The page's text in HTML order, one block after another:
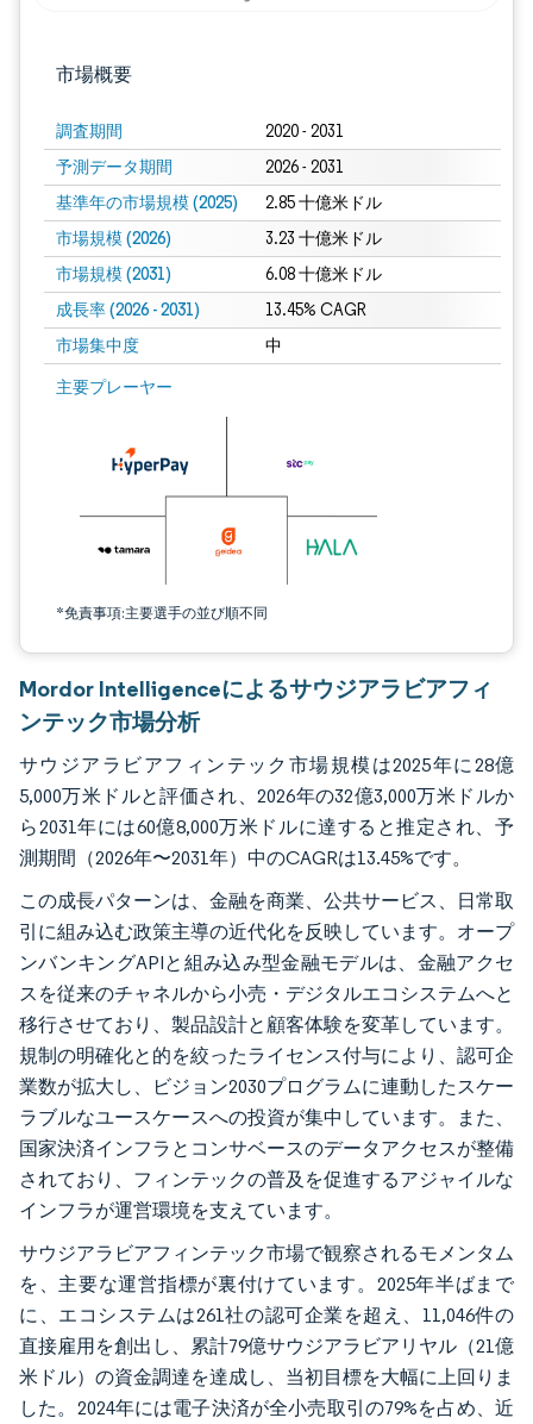
市場概要
調査期間 2020 - 2031
予測データ期間 2026 - 2031
基準年の市場規模 (2025) 2.85 十億米ドル
市場規模 (2026) 3.23 十億米ドル
市場規模 (2031) 6.08 十億米ドル
成長率 (2026 - 2031) 13.45% CAGR
市場集中度 中
主要プレーヤー
*免責事項:主要選手の並び順不同
画像 © Mordor Intelligence。再利用にはCC BY 4.0の表示が必要です。
Mordor Intelligenceによるサウジアラビアフィ
ンテック市場分析
サウジアラビアフィンテック市場規模は2025年に28億
5,000万米ドルと評価され、2026年の32億3,000万米ドルか
ら2031年には60億8,000万米ドルに達すると推定され、予
測期間（2026年〜2031年）中のCAGRは13.45%です。
この成長パターンは、金融を商業、公共サービス、日常取
引に組み込む政策主導の近代化を反映しています。オープ
ンバンキングAPIと組み込み型金融モデルは、金融アクセ
スを従来のチャネルから小売・デジタルエコシステムへと
移行させており、製品設計と顧客体験を変革しています。
規制の明確化と的を絞ったライセンス付与により、認可企
業数が拡大し、ビジョン2030プログラムに連動したスケー
ラブルなユースケースへの投資が集中しています。また、
国家決済インフラとコンサベースのデータアクセスが整備
されており、フィンテックの普及を促進するアジャイルな
インフラが運営環境を支えています。
サウジアラビアフィンテック市場で観察されるモメンタム
を、主要な運営指標が裏付けています。2025年半ばまで
に、エコシステムは261社の認可企業を超え、11,046件の
直接雇用を創出し、累計79億サウジアラビアリヤル（21億
米ドル）の資金調達を達成し、当初目標を大幅に上回りま
した。2024年には電子決済が全小売取引の79%を占め、近